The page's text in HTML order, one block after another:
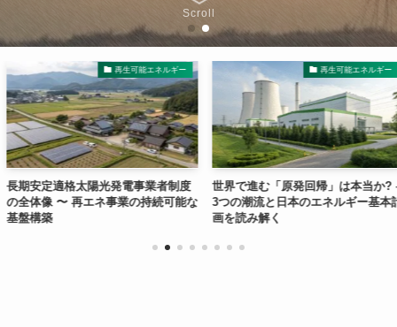
Scroll
再生可能エネルギー
光発電事業者制度
事業の持続可能な
再生可能エネルギー
世界で進む「原発回帰」は本当か? –
3つの潮流と日本のエネルギー基本計
海外進出の
きる方法」